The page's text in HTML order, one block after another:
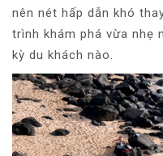
nên nét hấp dẫn khó
trình khám phá vừa nhẹ
kỳ du khách nào.